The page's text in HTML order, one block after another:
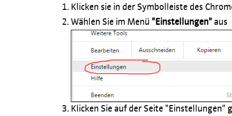
Klicken sie in der Symbolleiste des
Wählen Sie im Menü "Einstellungen" aus
Klicken Sie auf der Seite "Einstellungen"